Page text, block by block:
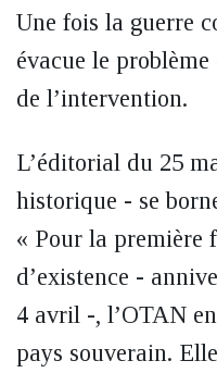
Une fois la guerre
évacue le
de l’intervention.
L’éditorial du 25
historique - se
« Pour la première
d’existence -
4 avril -, l’OTAN
pays souverain.